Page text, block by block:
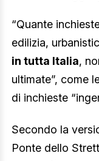
“Quante
edilizia,
in tutta Italia,
ultimate”, come
di inchieste
Secondo la
Ponte dello